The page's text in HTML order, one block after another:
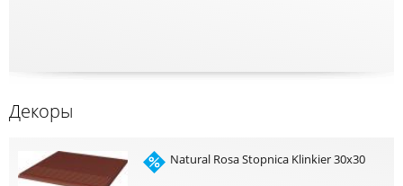
Декоры
Natural Rosa Stopnica Klinkier 30x30